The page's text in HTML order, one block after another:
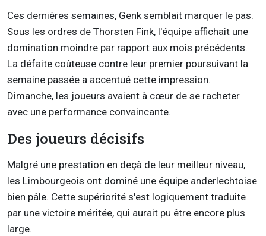
Ces dernières semaines, Genk semblait marquer le pas.
Sous les ordres de Thorsten Fink, l'équipe affichait une
domination moindre par rapport aux mois précédents.
La défaite coûteuse contre leur premier poursuivant la
semaine passée a accentué cette impression.
Dimanche, les joueurs avaient à cœur de se racheter
avec une performance convaincante.
Des joueurs décisifs
Malgré une prestation en deçà de leur meilleur niveau,
les Limbourgeois ont dominé une équipe anderlechtoise
bien pâle. Cette supériorité s'est logiquement traduite
par une victoire méritée, qui aurait pu être encore plus
large.